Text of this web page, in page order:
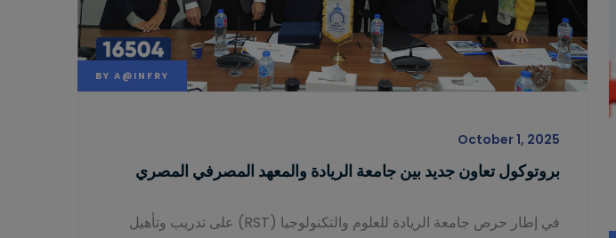
BY A@INFRY
October 1, 2025
بروتوكول تعاون جديد بين جامعة الريادة والمعهد المصرفي المصري
في إطار حرص جامعة الريادة للعلوم والتكنولوجيا (RST) على تدريب وتأهيل